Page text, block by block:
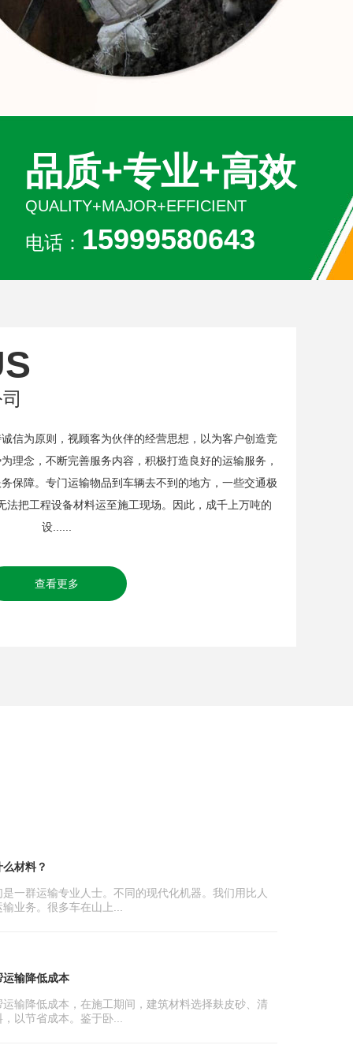
品质+专业+高效
QUALITY+MAJOR+EFFICIENT
电话： 15999580643
为原则，视顾客为伙伴的经营思想，以为客户创造竞
理念，不断完善服务内容，积极打造良好的运输服务，
保障。专门运输物品到车辆去不到的地方，一些交通极
法把工程设备材料运至施工现场。因此，成千上万吨的
设......
查看更多
材料？
一群运输专业人士。不同的现代化机器。我们用比人
业务。很多车在山上...
输降低成本
输降低成本，在施工期间，建筑材料选择麸皮砂、清
以节省成本。鉴于卧...